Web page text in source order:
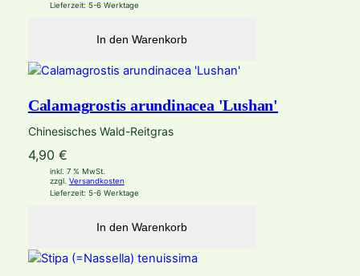
Lieferzeit: 5-6 Werktage
In den Warenkorb
Calamagrostis arundinacea 'Lushan'
Chinesisches Wald-Reitgras
4,90 €
inkl. 7 % MwSt.
zzgl. Versandkosten
Lieferzeit: 5-6 Werktage
In den Warenkorb